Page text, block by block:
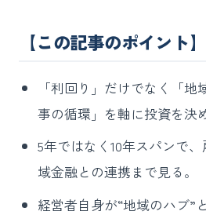
【この記事のポイント】
「利回り」だけでなく「
事の循環」を軸に投資を決
5年ではなく10年スパンで
域金融との連携まで見る。
経営者自身が“地域のハブ”